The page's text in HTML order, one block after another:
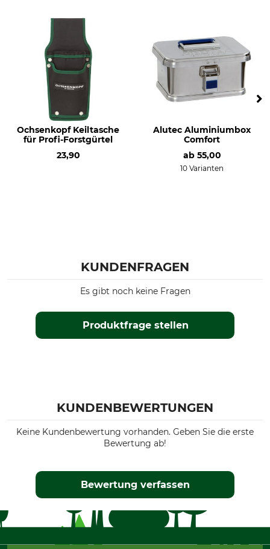
Ochsenkopf Keiltasche
für Profi-Forstgürtel
23,90
Alutec Aluminiumbox
Comfort
ab 55,00
10 Varianten
KUNDENFRAGEN
Produktfrage stellen
Es gibt noch keine Fragen
KUNDENBEWERTUNGEN
Keine Kundenbewertung vorhanden. Geben Sie die erste
Bewertung ab!
Bewertung verfassen